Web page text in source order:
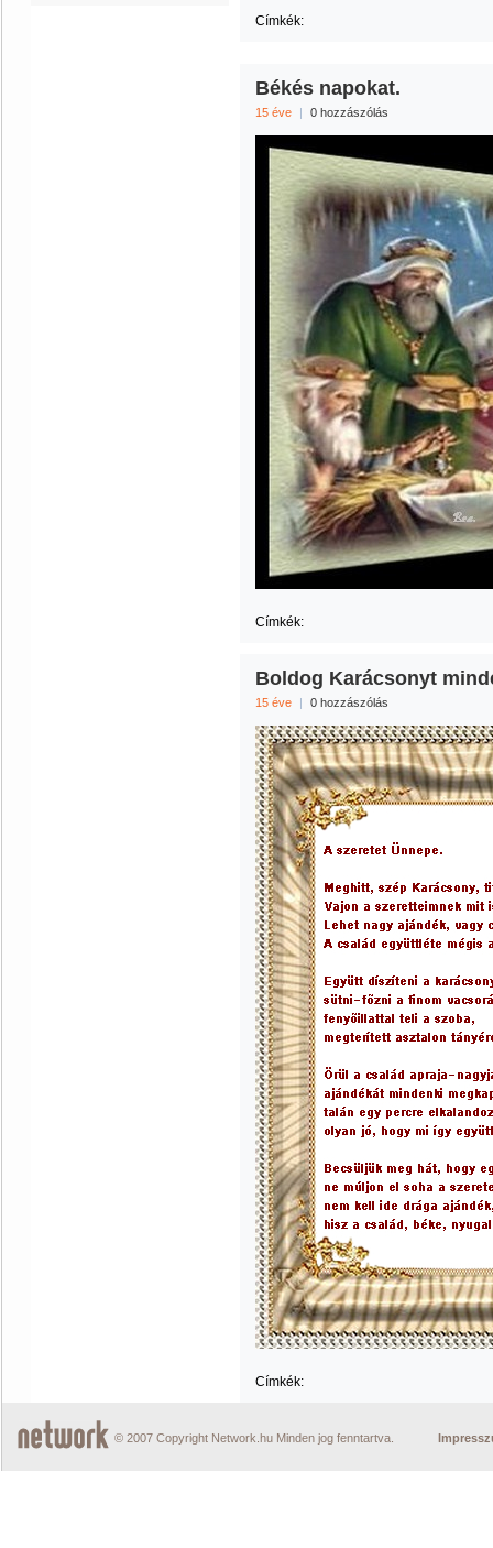
Címkék:
Békés napokat.
15 éve | 0 hozzászólás
Címkék:
Boldog Karácsonyt
15 éve | 0 hozzászólás
Címkék:
© 2007 Copyright Network.hu Minden jog fenntartva.